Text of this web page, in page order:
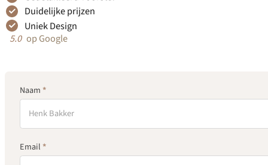
Duidelijke prijzen
Uniek Design
op Google
Step 2
Naam *
Email *